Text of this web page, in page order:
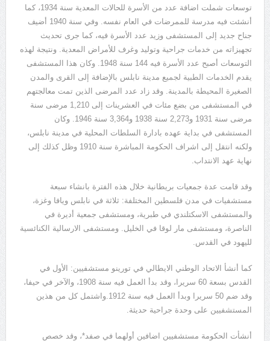
توسعات شملت اضافة عدد من الأسرة للحالات المعدية سنة 1934، كما
أنشئت فيه مدرسة للممرضات في العام نفسه. وفي سنة 1940 أضيف
جناح جديد إلى المستشفى وزيد عدد الأسرة فيه، كما جرى تحديث
تجهيزاته من خدمات جراحية وتوليد وغرف للأمراض المعدية. ونتيجة لهذه
التوسعات أصبح عدد الأسرة فيه 144 سنة 1948. وكان هذا المستشفى
يقدم الخدمات الطبية لجميع مدينة نابلس بالإضافة إلى القرى والمدن
الصغيرة المحيطة بالمدينة. وقد زاد عدد المرضى الذين تمت معالجتهم
في المستشفى من بضع مئات في العشرينات إلى 1,210 مرضى سنة
مرضى سنة 1931 و2,273 سنة 1938 و3,364 سنة 1946. وكان
المستشفى في بداية عهده بادارة السلطات المحلية في مدينة نابلس،
ولكنه انتقل إلى اشراف الحكومة المباشرة سنة 1910 وظل كذلك إلى
نهاية عهد الانتداب.
وقد قامت عدة جمعيات بريطانية خلال هذه الفترة بانشاء سبعة
مستشفيات في مدن فلسطين المختلفة: ثلاثة في نابلس ويافا وغزة،
والمستشفى الاسكتلندي في طبرية، ومستشفى جمعية أديرة في
الناصرة، ومستشفى مار لوقا في الخليل. ومستشفى الارسالية الكنائسية
لليهود في القدس.
كما أنشأ الاتحاد الوطني الايطالي في تورينو مستشفيين: الأول في
القدس بسعة 60 سريرا، وقد بدأ العمل فيه سنة 1908، والآخر في حيفا،
وقد ضم 50 سريرا وبدأ العمل فيه سنة 1912.واشتمل كل من هذين
المستشفيين على وحدة جراحية حديثة.
أنشأت الحكومة مستشفيين اضافين أولهما في صفد*، وقد خصص